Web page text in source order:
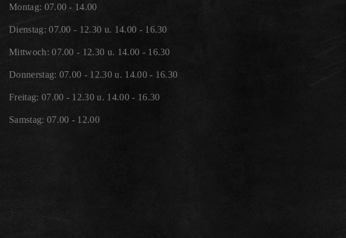
Montag: 07.00 - 14.00
Dienstag: 07.00 - 12.30 u. 14.00 - 16.30
Mittwoch: 07.00 - 12.30 u. 14.00 - 16.30
Donnerstag: 07.00 - 12.30 u. 14.00 - 16.30
Freitag: 07.00 - 12.30 u. 14.00 - 16.30
Samstag: 07.00 - 12.00